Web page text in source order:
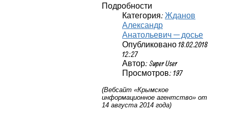
Подробности
Категория: Жданов
Александр
Анатольевич — досье
Опубликовано 18.02.2018
12:27
Автор: Super User
Просмотров: 197
(Вебсайт «Крымское
информационное агентство» от
14 августа 2014 года)